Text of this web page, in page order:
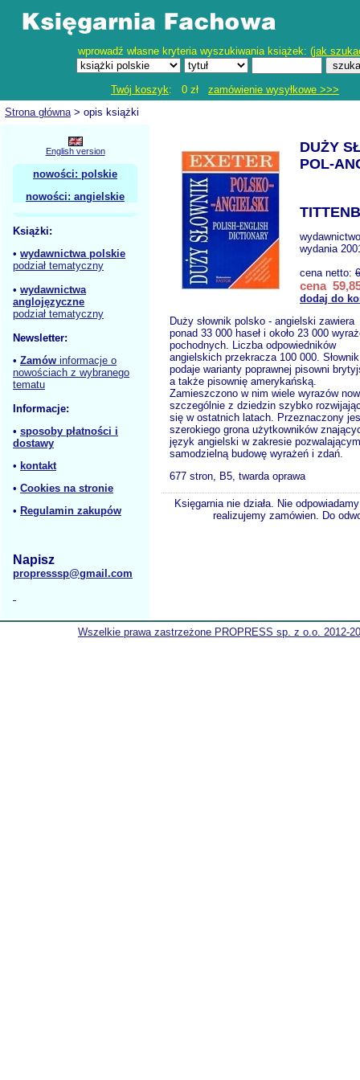
wprowadź własne kryteria wyszukiwania książek: (jak
Twój koszyk: 0 zł zamówienie wysyłkowe >>>
Strona główna> opis książki
English version
nowości: polskie
nowości: angielskie
Książki:
• wydawnictwa polskie
podział tematyczny
• wydawnictwa
anglojęzyczne
podział tematyczny
Newsletter:
• Zamów informacje o
nowościach z wybranego
tematu
Informacje:
• sposoby płatności i
dostawy
• kontakt
• Cookies na stronie
• Regulamin zakupów
Napisz
propresssp@gmail.com
DUŻY
POL-
wydania
cena netto:
cena
dodaj do
Duży słownik polsko - angielski zawiera
ponad 33 000 haseł i około 23 000
pochodnych. Liczba odpowiedników
angielskich przekracza 100 000. Słownik
podaje warianty poprawnej pisowni
a także pisownię amerykańską.
Zamieszczono w nim wiele wyrazów
szczególnie z dziedzin szybko
się w ostatnich latach. Przeznaczony
szerokiego grona użytkowników
język angielski w zakresie
samodzielną budowę wyrażeń i zdań.
677 stron, B5, twarda oprawa
Księgarnia nie działa. Nie
realizujemy zamówien. Do
Wszelkie prawa zastrzeżone PROPRESS sp. z o.o. 2012-